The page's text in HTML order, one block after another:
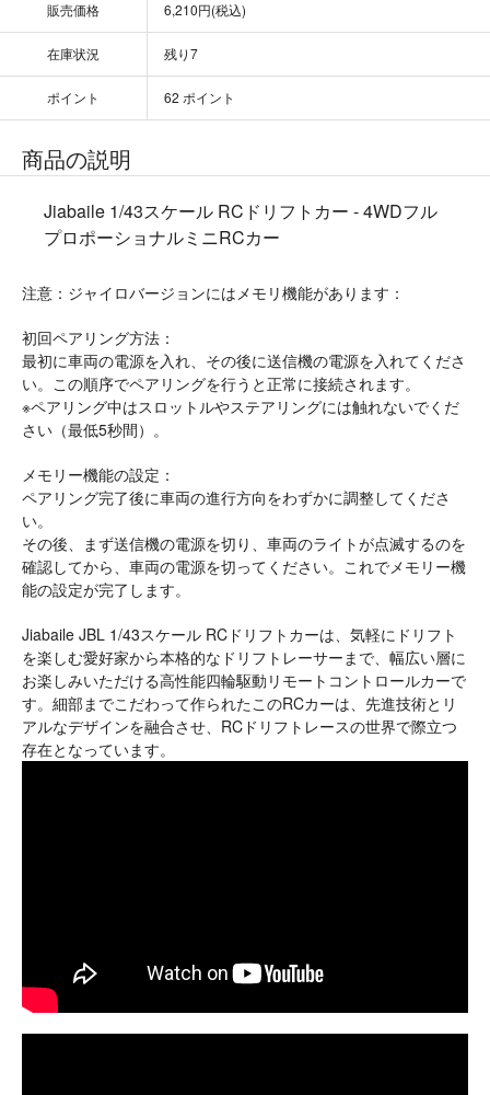
販売価格 6,210円(税込)
在庫状況 残り7
ポイント 62 ポイント
商品の説明
Jiabaile 1/43スケール RCドリフトカー - 4WDフル
プロポーショナルミニRCカー
注意：ジャイロバージョンにはメモリ機能があります：
初回ペアリング方法：
最初に車両の電源を入れ、その後に送信機の電源を入れてくださ
い。この順序でペアリングを行うと正常に接続されます。
※ペアリング中はスロットルやステアリングには触れないでくだ
さい（最低5秒間）。
メモリー機能の設定：
ペアリング完了後に車両の進行方向をわずかに調整してくださ
い。
その後、まず送信機の電源を切り、車両のライトが点滅するのを
確認してから、車両の電源を切ってください。これでメモリー機
能の設定が完了します。
Jiabaile JBL 1/43スケール RCドリフトカーは、気軽にドリフト
を楽しむ愛好家から本格的なドリフトレーサーまで、幅広い層に
お楽しみいただける高性能四輪駆動リモートコントロールカーで
す。細部までこだわって作られたこのRCカーは、先進技術とリ
アルなデザインを融合させ、RCドリフトレースの世界で際立つ
存在となっています。